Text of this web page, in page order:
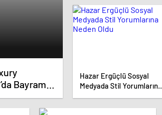
Hazar Ergüçlü Sosyal
Medyada Stil Yorumlarına